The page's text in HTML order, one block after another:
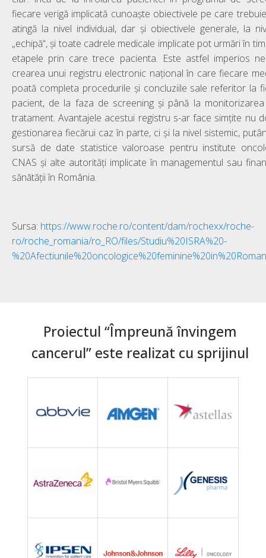
fiecare verigă implicată cunoaște obiectivele pe care
atingă la nivel individual, dar și obiectivele generale, la
„echipă“, și toate cadrele medicale implicate pot urmări în
etapele prin care trece pacienta. Este astfel imperios
crearea unui registru electronic național în care fiecare
poată completa procedurile și concluziile sale referitor la
pacient, de la faza de screening și până la
tratament. Avantajele acestui registru s-ar face simțite nu
gestionarea fiecărui caz în parte, ci și la nivel sistemic,
sursă de date statistice valoroase pentru institute
CNAS și alte autorități implicate în managementul sau
sănătății în România.
Sursa: https://www.roche.ro/content/dam/rochexx/roche-
ro/roche_romania/ro_RO/files/Studiu%20ISRA%20-
Proiectul “Împreună învingem
cancerul” este realizat cu sprijinul